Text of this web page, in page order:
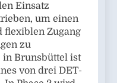
Einsatz
um einen
flexiblen Zugang
zu
in Brunsbüttel ist
von drei DET-